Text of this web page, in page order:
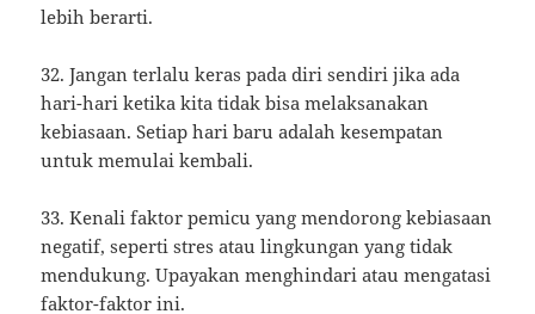
lebih berarti.
32. Jangan terlalu keras pada diri sendiri jika ada
hari-hari ketika kita tidak bisa melaksanakan
kebiasaan. Setiap hari baru adalah kesempatan
untuk memulai kembali.
33. Kenali faktor pemicu yang mendorong kebiasaan
negatif, seperti stres atau lingkungan yang tidak
mendukung. Upayakan menghindari atau mengatasi
faktor-faktor ini.